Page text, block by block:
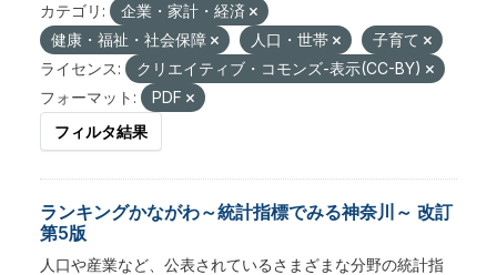
カテゴリ:
企業・家計・経済
健康・福祉・社会保障
人口・世帯
子育て
ライセンス:
クリエイティブ・コモンズ-表示(CC-BY)
フォーマット:
PDF
フィルタ結果
ランキングかながわ～統計指標でみる神奈川～ 改訂
第5版
人口や産業など、公表されているさまざまな分野の統計指